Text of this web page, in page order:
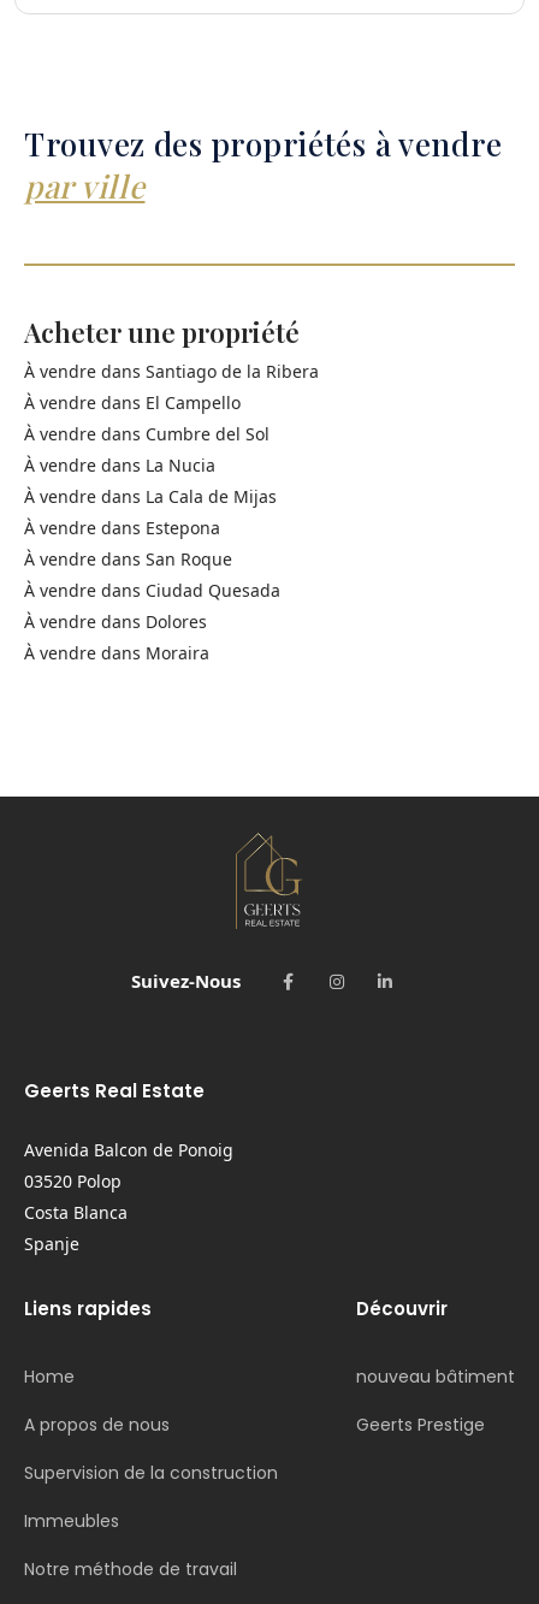
Trouvez des propriétés à vendre
par ville
Acheter une propriété
À vendre dans Santiago de la Ribera
À vendre dans El Campello
À vendre dans Cumbre del Sol
À vendre dans La Nucia
À vendre dans La Cala de Mijas
À vendre dans Estepona
À vendre dans San Roque
À vendre dans Ciudad Quesada
À vendre dans Dolores
À vendre dans Moraira
Suivez-Nous
Geerts Real Estate
Avenida Balcon de Ponoig
03520 Polop
Costa Blanca
Spanje
Liens rapides
Home
A propos de nous
Supervision de la construction
Immeubles
Notre méthode de travail
Découvrir
nouveau bâtiment
Geerts Prestige